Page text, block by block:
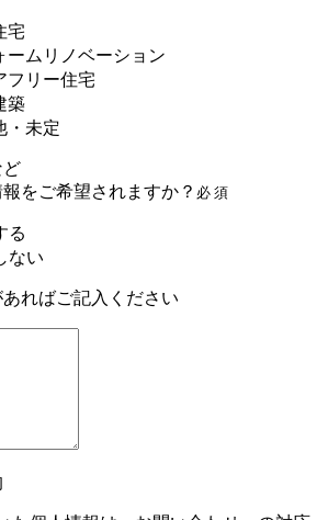
宅
ームリノベーション
フリー住宅
築
・未定
ど
をご希望されますか？ 必 須
る
ない
ればご記入ください